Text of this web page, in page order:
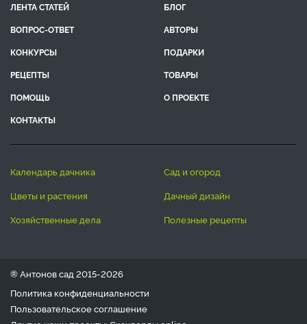
ЛЕНТА СТАТЕЙ
БЛОГ
ВОПРОС-ОТВЕТ
АВТОРЫ
КОНКУРСЫ
ПОДАРКИ
РЕЦЕПТЫ
ТОВАРЫ
ПОМОЩЬ
О ПРОЕКТЕ
КОНТАКТЫ
календарь дачника
сад и огород
цветы и растения
дачный дизайн
хозяйственные дела
полезные рецепты
® Антонов сад 2015-2026
Политика конфиденциальности
Пользовательское соглашение